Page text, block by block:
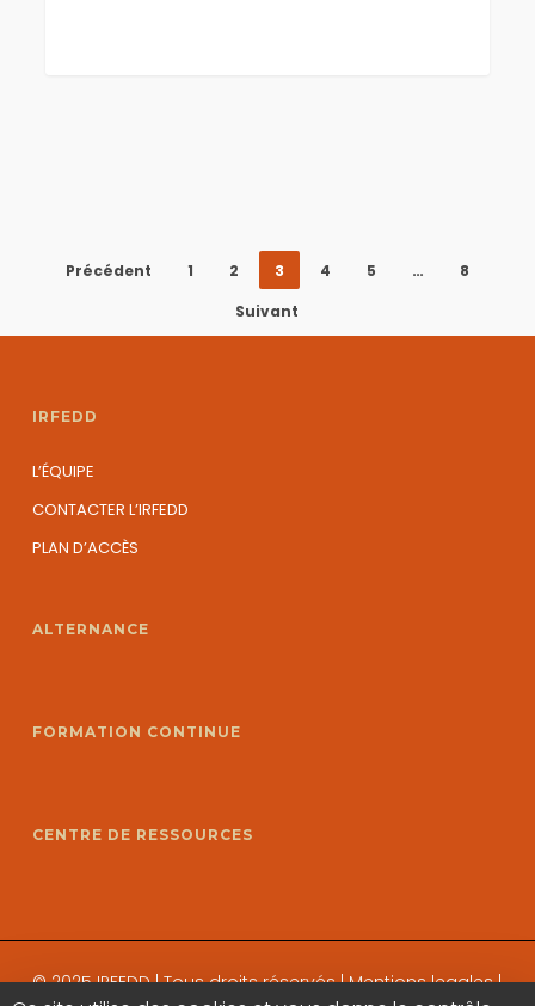
Précédent 1 2 3 4 5 …
8
Suivant
IRFEDD
L’ÉQUIPE
CONTACTER L’IRFEDD
PLAN D’ACCÈS
ALTERNANCE
FORMATION CONTINUE
CENTRE DE RESSOURCES
© 2025 IRFEDD | Tous droits réservés |Mentions legales|